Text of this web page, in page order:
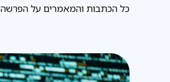
כל הכתבות והמאמרים על הפרשה